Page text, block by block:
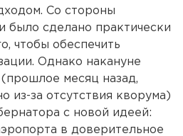
Со стороны
было сделано практически
чтобы обеспечить
Однако накануне
месяц назад,
из-за отсутствия кворума)
с новой идеей:
в доверительное